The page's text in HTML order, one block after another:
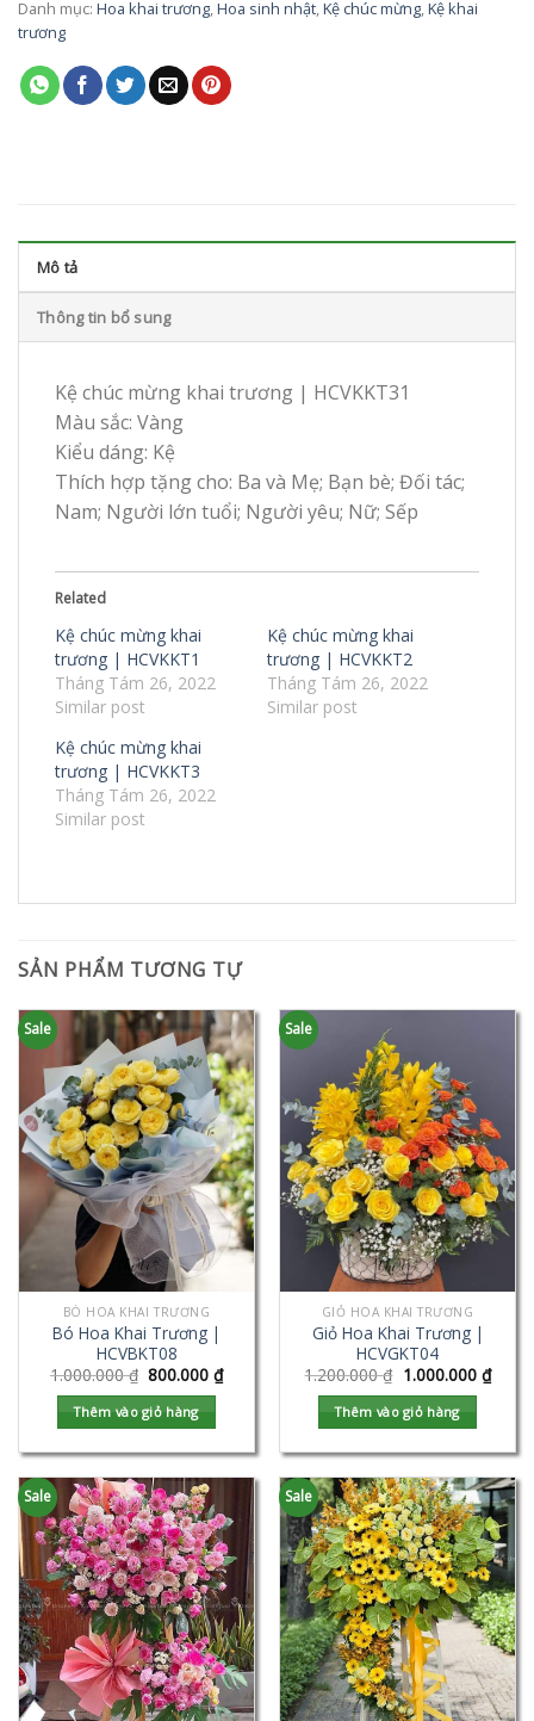
Danh mục: Hoa khai trương,Hoa sinh nhật,Kệ chúc mừng,Kệ khai
trương
Mô tả
Thông tin bổ sung
Kệ chúc mừng khai trương | HCVKKT31
Màu sắc: Vàng
Kiểu dáng: Kệ
Thích hợp tặng cho: Ba và Mẹ; Bạn bè; Đối tác;
Nam; Người lớn tuổi; Người yêu; Nữ; Sếp
Related
Kệ chúc mừng khai
trương | HCVKKT1
Tháng Tám 26, 2022
Similar post
Kệ chúc mừng khai
trương | HCVKKT2
Tháng Tám 26, 2022
Similar post
Kệ chúc mừng khai
trương | HCVKKT3
Tháng Tám 26, 2022
Similar post
SẢN PHẨM TƯƠNG TỰ
Sale
BÓ HOA KHAI TRƯƠNG
Bó Hoa Khai Trương |
HCVBKT08
1.000.000₫ 800.000₫
Thêm vào giỏ hàng
Sale
GIỎ HOA KHAI TRƯƠNG
Giỏ Hoa Khai Trương |
HCVGKT04
1.200.000₫ 1.000.000 ₫
Thêm vào giỏ hàng
Sale Sale